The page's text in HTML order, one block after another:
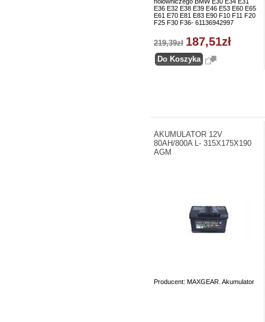
E36 E32 E38 E39 E46 E53 E60 E65
E61 E70 E81 E83 E90 F10 F11 F20
F25 F30 F36- 61136942997
219,39zł 187,51zł
AKUMULATOR 12V
80AH/800A L- 315X175X190
AGM
Producent: MAXGEAR. Akumulator